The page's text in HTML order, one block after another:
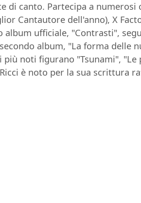
di canto. Partecipa a
Cantautore dell'anno), X
album ufficiale, "Contrasti",
album, "La forma delle
più noti figurano "Tsunami", "Le
è noto per la sua scrittura